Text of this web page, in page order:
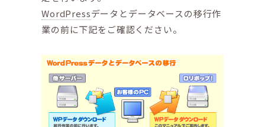
WordPressデータとデータベースの移行作
業の前に下記をご確認ください。